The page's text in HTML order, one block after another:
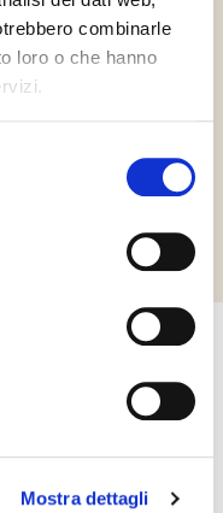
combinarle
loro o che hanno
Mostra dettagli
velünk! Érdeklődését